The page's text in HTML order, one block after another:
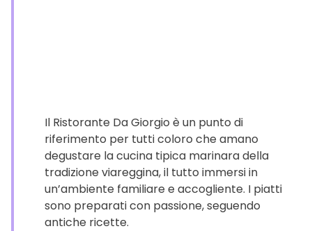
Il Ristorante Da Giorgio è un punto di
riferimento per tutti coloro che amano
degustare la cucina tipica marinara della
tradizione viareggina, il tutto immersi in
un’ambiente familiare e accogliente. I piatti
sono preparati con passione, seguendo
antiche ricette.